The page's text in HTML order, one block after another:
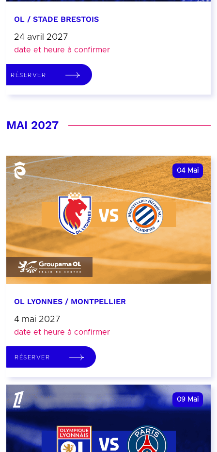
OL / STADE BRESTOIS
24 avril 2027
date et heure à confirmer
RÉSERVER
MAI 2027
04 Mai
OL LYONNES / MONTPELLIER
4 mai 2027
date et heure à confirmer
RÉSERVER
09 Mai